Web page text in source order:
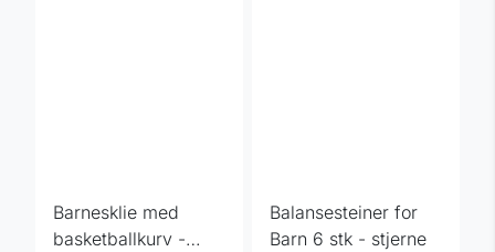
Barnesklie med
basketballkurv -
Balansesteiner for
Barn 6 stk - stjerne